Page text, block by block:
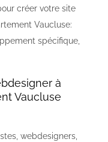
créer votre site
Vaucluse:
spécifique,
à
Vaucluse
webdesigners,